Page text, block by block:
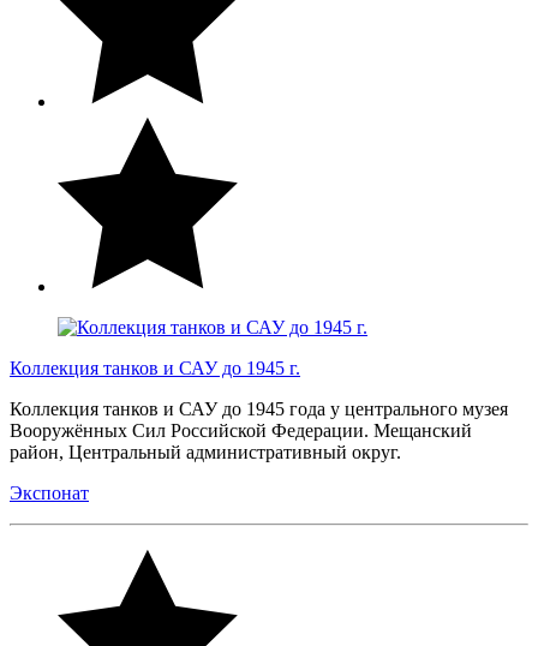
Коллекция танков и САУ до 1945 г.
Коллекция танков и САУ до 1945 года у центрального музея
Вооружённых Сил Российской Федерации. Мещанский
район, Центральный административный округ.
Экспонат